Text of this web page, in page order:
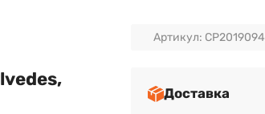
Артикул: CP2019094
Доставка